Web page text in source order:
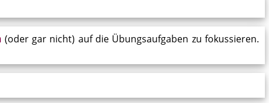
(oder gar nicht) auf die Übungsaufgaben zu fokussieren.